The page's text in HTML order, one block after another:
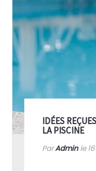
IDÉES
LA PISCINE
ParAdminle 16